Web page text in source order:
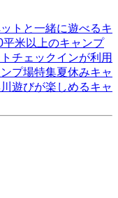
トと一緒に遊べるキ
平米以上のキャンプ
チェックインが利用
プ場特集夏休みキャ
川遊びが楽しめるキャ